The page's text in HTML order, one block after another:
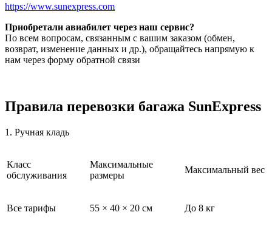
https://www.sunexpress.com
Приобретали авиабилет через наш сервис?
По всем вопросам, связанным с вашим заказом (обмен,
возврат, изменение данных и др.), обращайтесь напрямую к
нам через форму обратной связи
Правила перевозки багажа SunExpress
1. Ручная кладь
Класс
обслуживания
Максимальные
размеры
Максимальный вес
Все тарифы 55 × 40 × 20 см До 8 кг